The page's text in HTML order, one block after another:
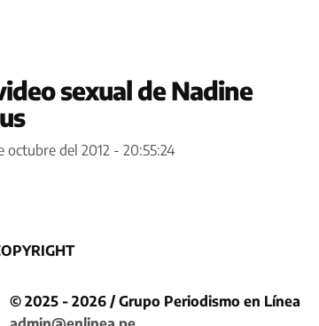
sexual de Nadine
octubre del 2012 - 20:55:24
© 2025 - 2026 / Grupo Periodismo en Línea